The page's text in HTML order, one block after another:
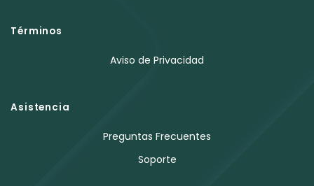
Términos
Aviso de Privacidad
Asistencia
Preguntas Frecuentes
Soporte